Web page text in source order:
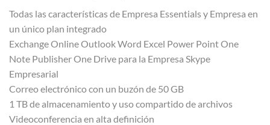
Todas las características de Empresa Essentials y Empresa en
un único plan integrado
Exchange Online Outlook Word Excel Power Point One
Note Publisher One Drive para la Empresa Skype
Empresarial
Correo electrónico con un buzón de 50 GB
1 TB de almacenamiento y uso compartido de archivos
Videoconferencia en alta definición